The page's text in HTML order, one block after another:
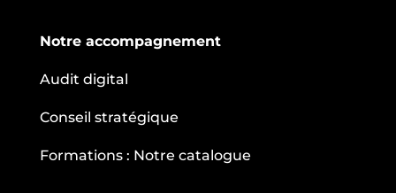
Notre accompagnement
Audit digital
Conseil stratégique
Formations : Notre catalogue